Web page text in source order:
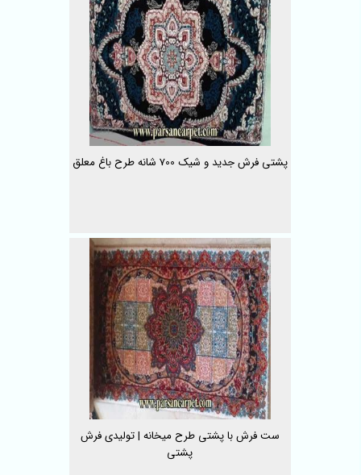
پشتی فرش جدید و شیک 700 شانه طرح باغ معلق
ست فرش با پشتی طرح میخانه | تولیدی فرش
پشتی